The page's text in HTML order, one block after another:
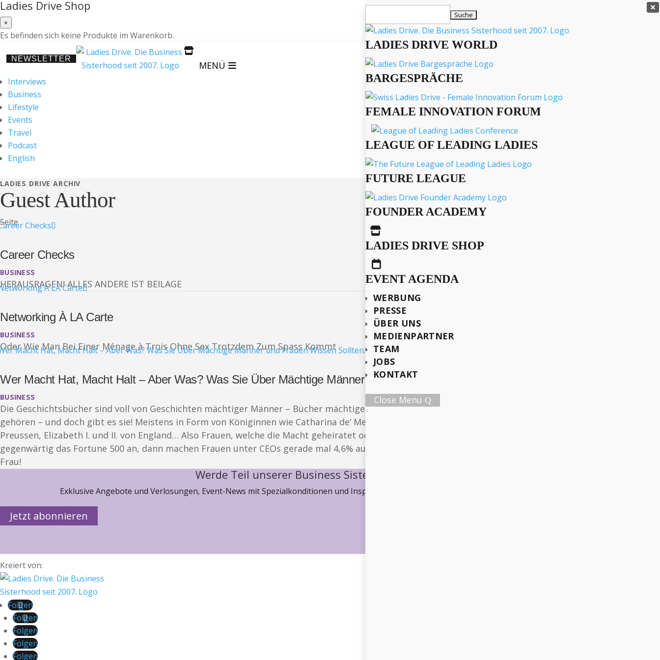
Ladies Drive Shop
×
Es befinden sich keine Produkte im Warenkorb.
NEWSLETTER

MENÜ
Interviews
Business
Lifestyle
Events
Travel
Podcast
English

nach:
LADIES DRIVE WORLD
BARGESPRÄCHE
FEMALE INNOVATION FORUM
LEAGUE OF LEADING LADIES
FUTURE LEAGUE
FOUNDER ACADEMY

LADIES DRIVE SHOP

EVENT AGENDA
WERBUNG
PRESSE
ÜBER UNS
MEDIENPARTNER
TEAM
JOBS
KONTAKT
Close Menu
LADIES DRIVE ARCHIV
Guest Author
Seite
Career Checks
BUSINESS
HERAUSRAGEN! ALLES ANDERE IST BEILAGE
Networking À LA Carte
BUSINESS
Oder Wie Man Bei Einer Ménage à Trois Ohne Sex Trotzdem Zum Spass Kommt
Wer Macht Hat, Macht Halt – Aber Was? Was Sie Über Mächtige Männer und Frauen Wissen Sollten.
BUSINESS
Die Geschichtsbücher sind voll von Geschichten mächtiger Männer – Bücher mächtiger Frauen dürften zu den dünnsten der Welt
gehören – und doch gibt es sie! Meistens in Form von Königinnen wie Catharina de’ Medici, Katharina die Grosse, Königin Luise von
Preussen, Elizabeth I. und II. von England… Also Frauen, welche die Macht geheiratet oder geerbt haben. Schaut man sich
gegenwärtig das Fortune 500 an, dann machen Frauen unter CEOs gerade mal 4,6% aus, aber immerhin einer von 20 CEOs ist eine
Frau!
Werde Teil unserer Business Sisterhood
Exklusive Angebote und Verlosungen, Event-News mit Spezialkonditionen und Inspiration, wie wir gemeinsam die Welt bewegen.
Jetzt abonnieren
Kreiert von:
Folgen
Folgen
Folgen
Folgen
Folgen